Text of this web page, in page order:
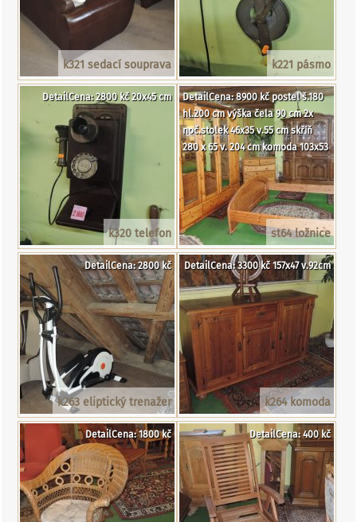
k321 sedací souprava k221 pásmo
k320 telefon
DetailCena: 2800 kč 20x45 cm
st64 ložnice
DetailCena: 8900 kč postel š.180
hl.200 cm výška čela 90 cm 2x
noč.stolek 46x35 v.55 cm skříň
280 x 65 v. 204 cm komoda 103x53
k263 eliptický trenažer
DetailCena: 2800 kč
k264 komoda
DetailCena: 3300 kč 157x47 v.92cm
DetailCena: 1800 kč DetailCena: 400 kč